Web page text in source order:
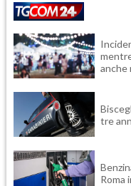
anche
tre
Roma